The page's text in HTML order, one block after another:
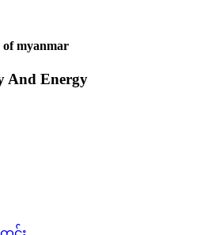
of myanmar
And Energy